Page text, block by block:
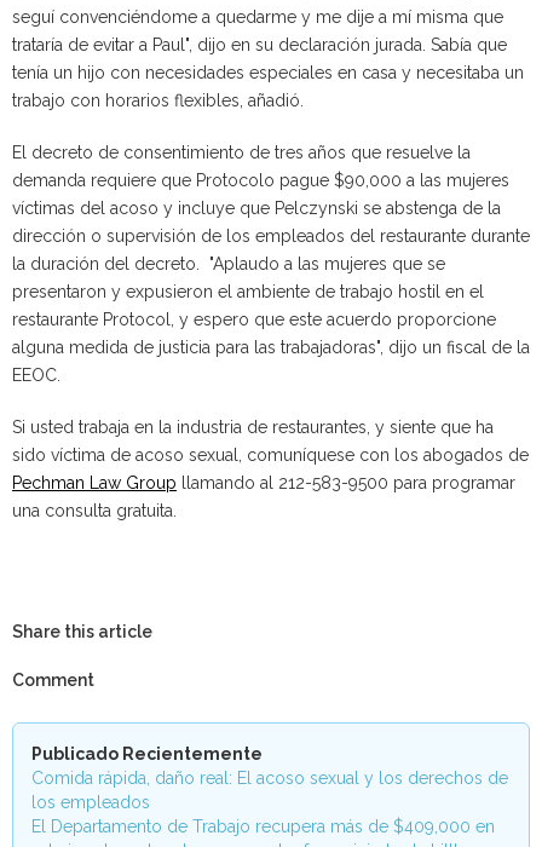
seguí convenciéndome a quedarme y me dije a mí misma que
trataría de evitar a Paul", dijo en su declaración jurada. Sabía que
tenía un hijo con necesidades especiales en casa y necesitaba un
trabajo con horarios flexibles, añadió.
El decreto de consentimiento de tres años que resuelve la
demanda requiere que Protocolo pague $90,000 a las mujeres
víctimas del acoso y incluye que Pelczynski se abstenga de la
dirección o supervisión de los empleados del restaurante durante
la duración del decreto. "Aplaudo a las mujeres que se
presentaron y expusieron el ambiente de trabajo hostil en el
restaurante Protocol, y espero que este acuerdo proporcione
alguna medida de justicia para las trabajadoras", dijo un fiscal de la
EEOC.
Si usted trabaja en la industria de restaurantes, y siente que ha
sido víctima de acoso sexual, comuníquese con los abogados de
Pechman Law Group llamando al 212-583-9500 para programar
una consulta gratuita.
Share this article
Comment
Publicado Recientemente
Comida rápida, daño real: El acoso sexual y los derechos de
los empleados
El Departamento de Trabajo recupera más de $409,000 en